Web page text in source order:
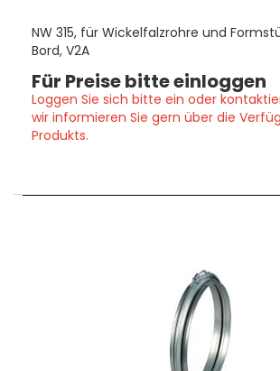
NW 315, für Wickelfalzrohre und
Bord, V2A
Für Preise bitte einloggen
Loggen Sie sich bitte ein oder
wir informieren Sie gern über die
Produkts.